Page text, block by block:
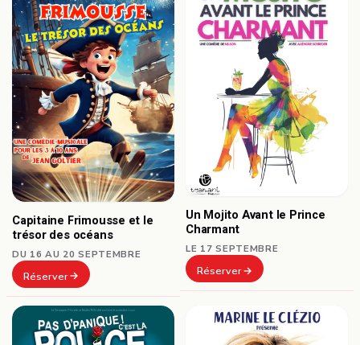
Capitaine Frimousse et le
trésor des océans
DU 16 AU 20 SEPTEMBRE
Réserver
Un Mojito Avant le Prince
Charmant
LE 17 SEPTEMBRE
Réserver